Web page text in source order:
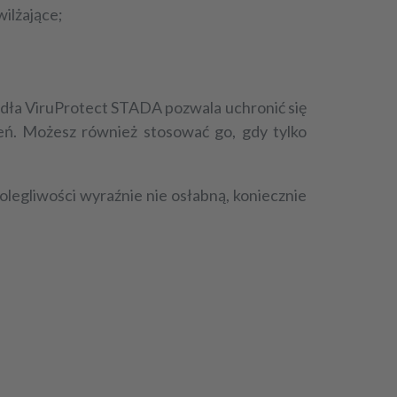
ViruProtect STADA pozwala uchronić się
Możesz również stosować go, gdy tylko
wyraźnie nie osłabną, koniecznie